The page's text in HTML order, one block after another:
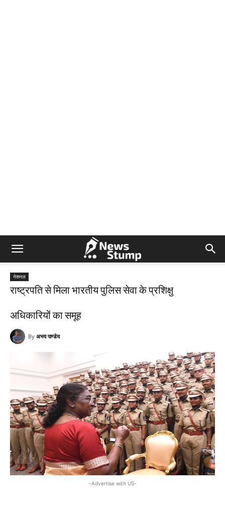
नेशनल
राष्ट्रपति से मिला भारतीय पुलिस सेवा के प्रशिक्षु
अधिकारियों का समूह
By अभय पाण्डेय
-Advertise with US-